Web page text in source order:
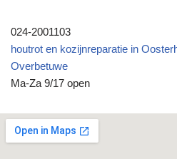
024-2001103
houtrot en kozijnreparatie in
Overbetuwe
Ma-Za 9/17 open